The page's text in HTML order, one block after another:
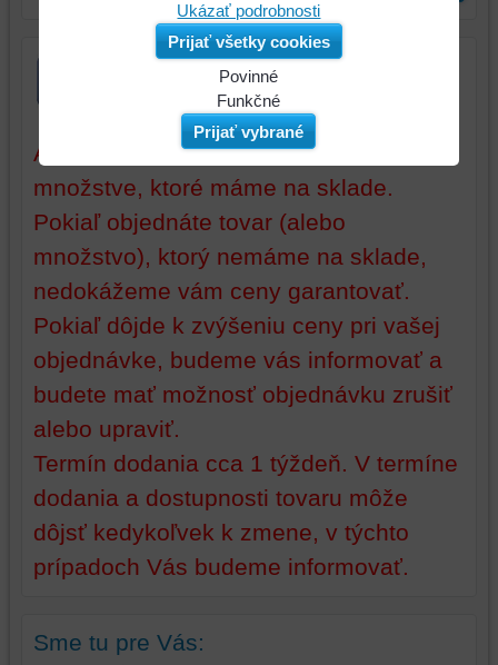
Aktuálne ceny sú platné iba pri tovare a
množstve, ktoré máme na sklade.
Pokiaľ objednáte tovar (alebo
množstvo), ktorý nemáme na sklade,
nedokážeme vám ceny garantovať.
Pokiaľ dôjde k zvýšeniu ceny pri vašej
objednávke, budeme vás informovať a
budete mať možnosť objednávku zrušiť
alebo upraviť.
Termín dodania cca 1 týždeň. V termíne
dodania a dostupnosti tovaru môže
dôjsť kedykoľvek k zmene, v týchto
prípadoch Vás budeme informovať.
Sme tu pre Vás:
Ukázať podrobnosti
Prijať všetky cookies
Povinné
údaje
na
vašom
(súbory
cookie
úložiská
prehliadača)
na
identifikáciu
vašej
relácie
dosiahnutie
základnej
zážitku
Funkčné
na
vašom
zariadení
cookie
a
prehliadača),
aby
sme
mohli
poskytovať
doplnkové
ktoré
zlepšujú
z
Prijať vybrané